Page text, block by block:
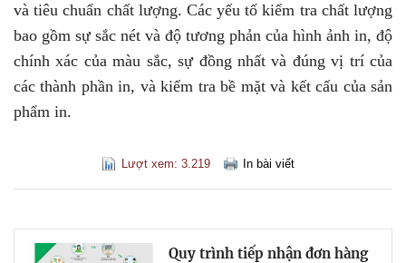
và tiêu chuẩn chất lượng. Các yếu tố kiểm tra chất lượng
bao gồm sự sắc nét và độ tương phản của hình ảnh in, độ
chính xác của màu sắc, sự đồng nhất và đúng vị trí của
các thành phần in, và kiểm tra bề mặt và kết cấu của sản
phẩm in.
Lượt xem: 3.219 In bài viết
Quy trình tiếp nhận đơn hàng